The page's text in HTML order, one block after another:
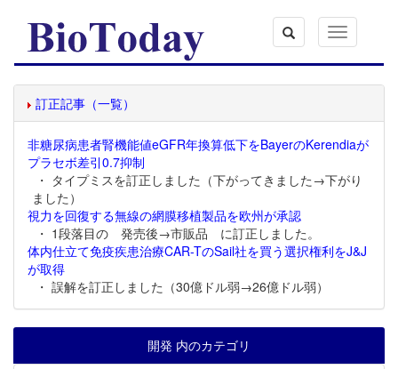
Toggle
navigation
訂正記事（一覧）
非糖尿病患者腎機能値eGFR年換算低下をBayerのKerendiaが
プラセボ差引0.7抑制
・ タイプミスを訂正しました（下がってきました→下がり
ました）
視力を回復する無線の網膜移植製品を欧州が承認
・ 1段落目の 発売後→市販品 に訂正しました。
体内仕立て免疫疾患治療CAR-TのSail社を買う選択権利をJ&J
が取得
・ 誤解を訂正しました（30億ドル弱→26億ドル弱）
開発 内のカテゴリ